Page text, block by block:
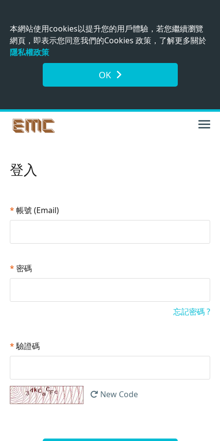
本網站使用cookies以提升您的用戶體驗，若您繼續瀏覽
網頁，即表示您同意我們的Cookies 政策，了解更多關於
隱私權政策
OK
登入
* 帳號 (Email)
* 密碼
忘記密碼 ?
*驗證碼
New Code